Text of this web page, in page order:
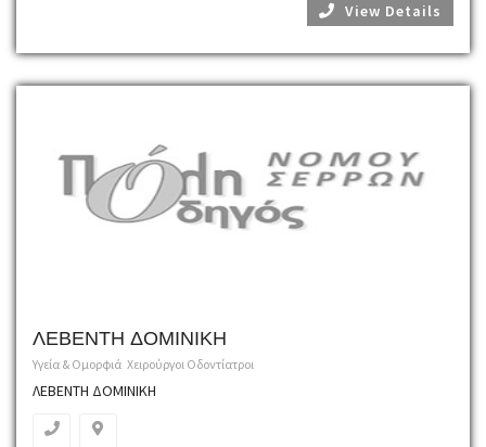
View Details
ΛΕΒΕΝΤΗ ΔΟΜΙΝΙΚΗ
Υγεία & Ομορφιά Χειρούργοι Οδοντίατροι
ΛΕΒΕΝΤΗ ΔΟΜΙΝΙΚΗ